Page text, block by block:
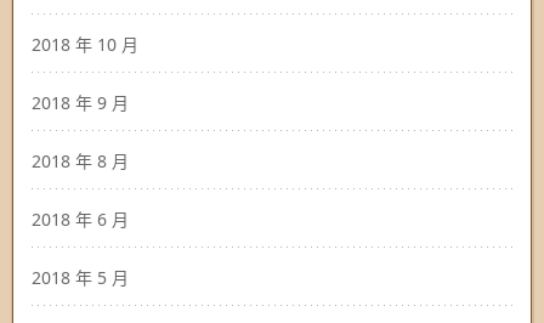
2018 年 10 月
2018 年 9 月
2018 年 8 月
2018 年 6 月
2018 年 5 月